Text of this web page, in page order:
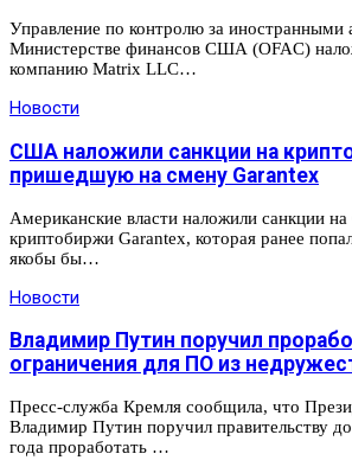
Управление по контролю за иностранными
Министерстве финансов США (OFAC)
компанию Matrix LLC…
Новости
США наложили санкции на
пришедшую на смену Garantex
Американские власти наложили санкции
криптобиржи Garantex, которая ранее
якобы бы…
Новости
Владимир Путин поручил
ограничения для ПО из
Пресс-служба Кремля сообщила, что
Владимир Путин поручил правительству
года проработать …